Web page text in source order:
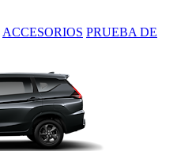
ACCESORIOS PRUEBA DE